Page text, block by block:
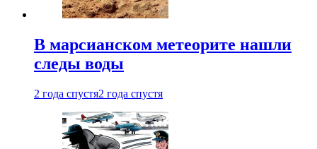
В марсианском метеорите нашли
следы воды
2 года спустя2 года спустя